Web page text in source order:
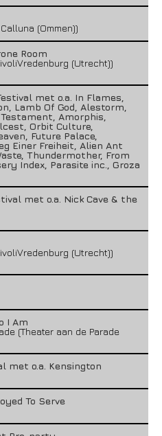
(Ommen))
Room
(Utrecht))
met o.a. In Flames,
Lamb Of God, Alestorm,
Amorphis,
Orbit Culture,
Future Palace,
Einer Freiheit, Alien Ant
Thundermother, From
Index, Parasite inc., Groza
met o.a. Nick Cave & the
(Utrecht))
I Am
(Theater aan de Parade
met o.a. Kensington
To Serve